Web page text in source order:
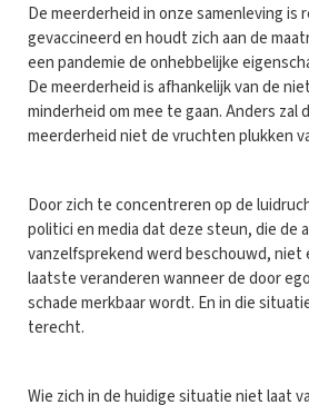
De meerderheid in onze samenleving is
gevaccineerd en houdt zich aan de
een pandemie de onhebbelijke
De meerderheid is afhankelijk van de
minderheid om mee te gaan. Anders zal
meerderheid niet de vruchten plukken
Door zich te concentreren op de
politici en media dat deze steun, die de
vanzelfsprekend werd beschouwd, niet
laatste veranderen wanneer de door
schade merkbaar wordt. En in die
terecht.
Wie zich in de huidige situatie niet laat